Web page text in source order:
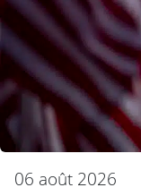
06 août 2026